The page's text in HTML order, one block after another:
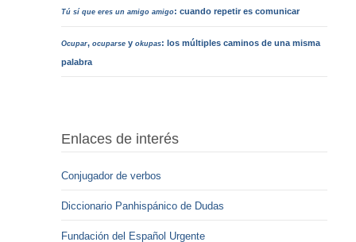
Tú sí que eres un amigo amigo: cuando repetir es comunicar
Ocupar,ocuparse yokupas: los múltiples caminos de una misma
palabra
Enlaces de interés
Conjugador de verbos
Diccionario Panhispánico de Dudas
Fundación del Español Urgente